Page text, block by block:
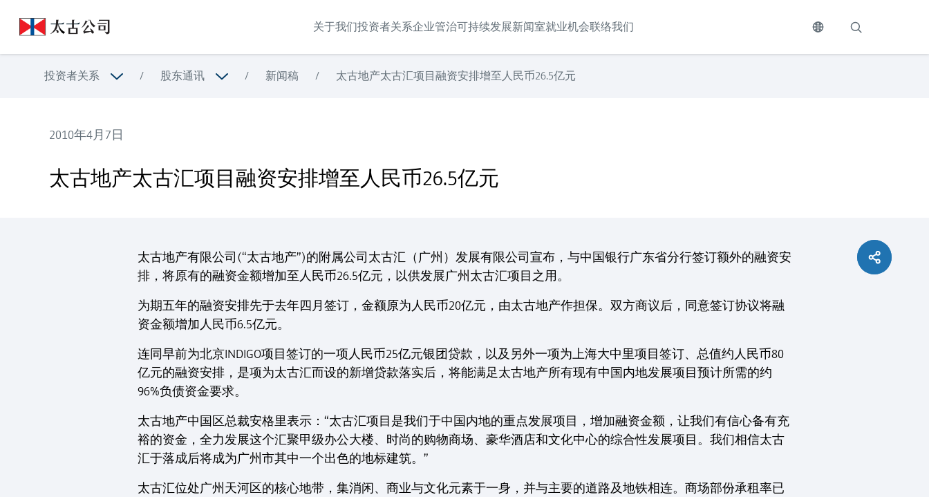
关于我们投资者关系企业管治可持续发展新闻室就业机会联络我们
投资者关系 / 股东通讯 / 新闻稿 / 太古地产太古汇项目融资安排增至人民币26.5亿元
2010年4月7日
太古地产太古汇项目融资安排增至人民币26.5亿元
太古地产有限公司(“太古地产”)的附属公司太古汇（广州）发展有限公司宣布，与中国银行广东省分行签订额外的融资安
排，将原有的融资金额增加至人民币26.5亿元，以供发展广州太古汇项目之用。
为期五年的融资安排先于去年四月签订，金额原为人民币20亿元，由太古地产作担保。双方商议后，同意签订协议将融
资金额增加人民币6.5亿元。
连同早前为北京INDIGO项目签订的一项人民币25亿元银团贷款，以及另外一项为上海大中里项目签订、总值约人民币80
亿元的融资安排，是项为太古汇而设的新增贷款落实后，将能满足太古地产所有现有中国内地发展项目预计所需的约
96%负债资金要求。
太古地产中国区总裁安格里表示：“太古汇项目是我们于中国内地的重点发展项目，增加融资金额，让我们有信心备有充
裕的资金，全力发展这个汇聚甲级办公大楼、时尚的购物商场、豪华酒店和文化中心的综合性发展项目。我们相信太古
汇于落成后将成为广州市其中一个出色的地标建筑。”
太古汇位处广州天河区的核心地带，集消闲、商业与文化元素于一身，并与主要的道路及地铁相连。商场部份承租率已